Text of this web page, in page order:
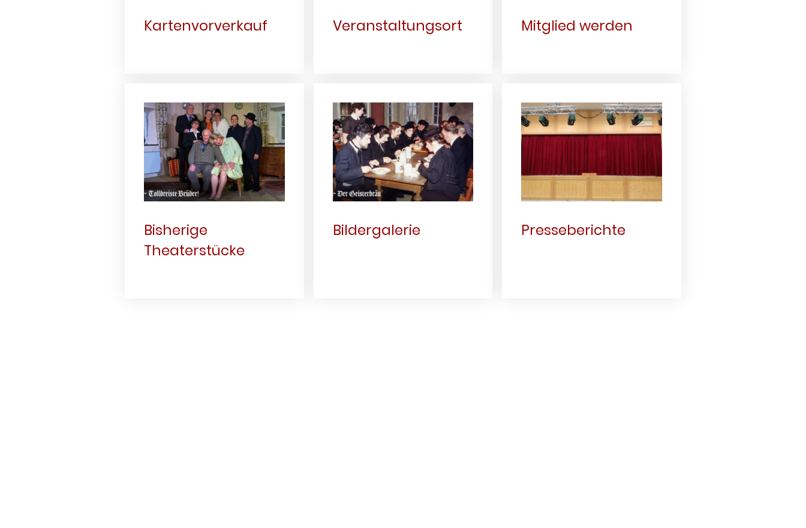
Kartenvorverkauf Veranstaltungsort Mitglied werden
Bisherige
Theaterstücke
Bildergalerie Presseberichte